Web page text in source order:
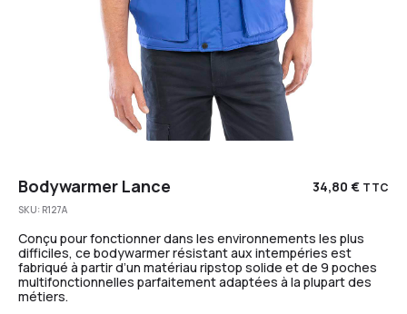
Bodywarmer Lance 34,80 € TTC
SKU: R127A
Conçu pour fonctionner dans les environnements les plus
difficiles, ce bodywarmer résistant aux intempéries est
fabriqué à partir d’un matériau ripstop solide et de 9 poches
multifonctionnelles parfaitement adaptées à la plupart des
métiers.